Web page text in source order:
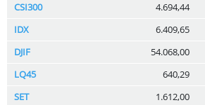
CSI300 4.694,44
IDX 6.409,65
DJIF 54.068,00
LQ45 640,29
SET 1.612,00